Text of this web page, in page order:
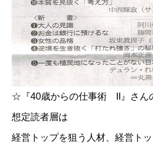
☆ 『40歳からの仕事術 II』さん
想定読者層は
経営トップを狙う人材、経営ト